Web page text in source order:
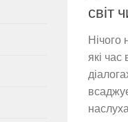
світ
Нічого
які час